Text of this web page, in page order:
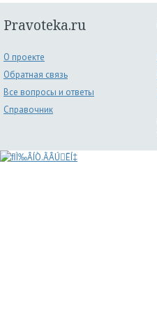
Pravoteka.ru
О проекте
Обратная связь
Все вопросы и ответы
Справочник